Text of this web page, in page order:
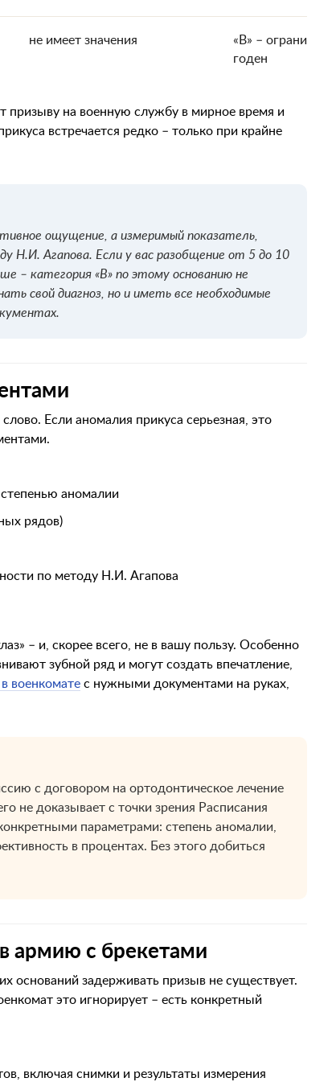
не имеет значения
«В» – ограниченно
годен
призыву на военную службу в мирное время и
встречается редко – только при крайне
ощущение, а измеримый показатель,
Н.И. Агапова. Если у вас разобщение от 5 до 10
– категория «В» по этому основанию не
свой диагноз, но и иметь все необходимые
Если аномалия прикуса серьезная, это
аномалии
рядов)
по методу Н.И. Агапова
– и, скорее всего, не в вашу пользу. Особенно
зубной ряд и могут создать впечатление,
военкомате с нужными документами на руках,
с договором на ортодонтическое лечение
не доказывает с точки зрения Расписания
параметрами: степень аномалии,
в процентах. Без этого добиться
армию с брекетами
оснований задерживать призыв не существует.
это игнорирует – есть конкретный
включая снимки и результаты измерения